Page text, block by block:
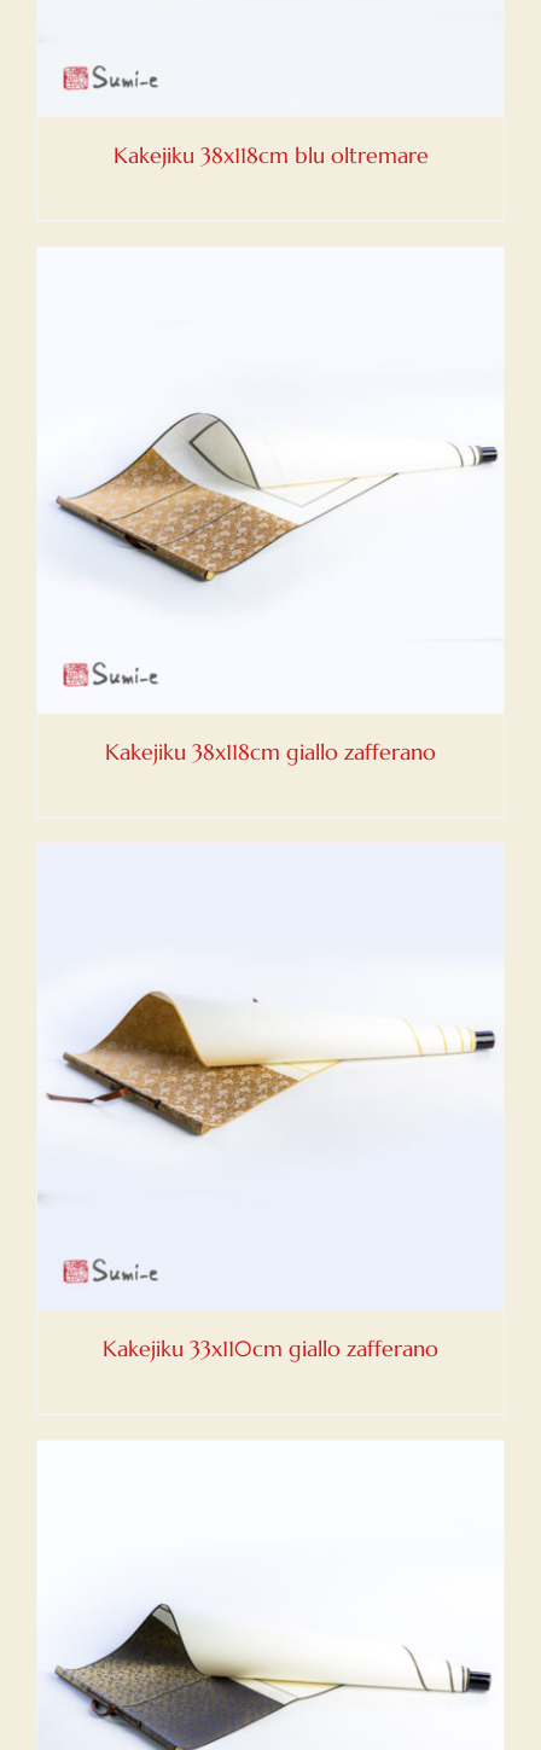
Kakejiku 38x118cm blu oltremare
Kakejiku 38x118cm giallo zafferano
Kakejiku 33x110cm giallo zafferano